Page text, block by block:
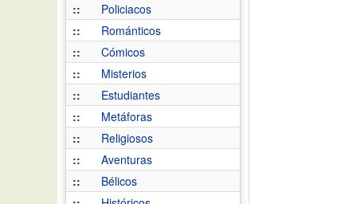
::
Policiacos
::
Románticos
::
Cómicos
::
Misterios
::
Estudiantes
::
Metáforas
::
Religiosos
::
Aventuras
::
Bélicos